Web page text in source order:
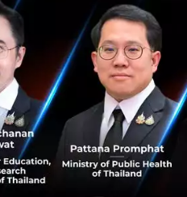
าอีเมล แม่นยำและ
ดสำหรับ Gmail ที่จะ
สิ้นเชิง ด้วยการผสาน
จะสามารถนำเสนอ